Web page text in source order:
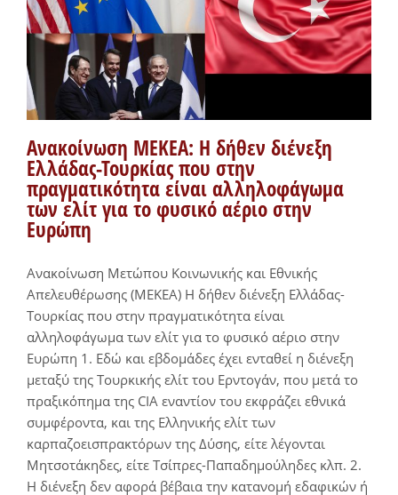
Ανακοίνωση ΜΕΚΕΑ: Η δήθεν διένεξη
Ελλάδας-Τουρκίας που στην
πραγματικότητα είναι αλληλοφάγωμα
των ελίτ για το φυσικό αέριο στην
Ευρώπη
Ανακοίνωση Μετώπου Κοινωνικής και Εθνικής
Απελευθέρωσης (ΜΕΚΕΑ) Η δήθεν διένεξη Ελλάδας-
Τουρκίας που στην πραγματικότητα είναι
αλληλοφάγωμα των ελίτ για το φυσικό αέριο στην
Ευρώπη 1. Εδώ και εβδομάδες έχει ενταθεί η διένεξη
μεταξύ της Τουρκικής ελίτ του Ερντογάν, που μετά το
πραξικόπημα της CIA εναντίον του εκφράζει εθνικά
συμφέροντα, και της Ελληνικής ελίτ των
καρπαζοεισπρακτόρων της Δύσης, είτε λέγονται
Μητσοτάκηδες, είτε Τσίπρες-Παπαδημούληδες κλπ. 2.
Η διένεξη δεν αφορά βέβαια την κατανομή εδαφικών ή